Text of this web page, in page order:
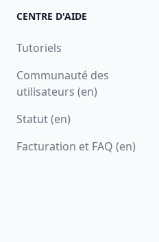
CENTRE D'AIDE
Tutoriels
Communauté des
utilisateurs (en)
Statut (en)
Facturation et FAQ (en)